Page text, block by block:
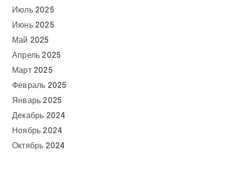
Июль 2025
Июнь 2025
Май 2025
Апрель 2025
Март 2025
Февраль 2025
Январь 2025
Декабрь 2024
Ноябрь 2024
Октябрь 2024